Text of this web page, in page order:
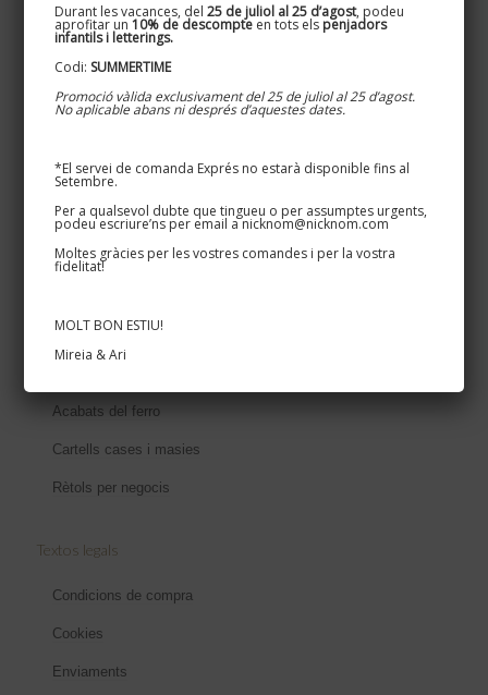
Oxydum · Nicknom
627 524 080 / 661 269 583
Info personalitzats
Acabats del ferro
Cartells cases i masies
Rètols per negocis
Textos legals
Condicions de compra
Cookies
Enviaments
Durant les vacances, del 25 de juliol al 25 d’agost, podeu
aprofitar un 10% de descompte en tots els penjadors
infantils i letterings.
Codi: SUMMERTIME
Promoció vàlida exclusivament del 25 de juliol al 25 d’agost.
No aplicable abans ni després d’aquestes dates.
*El servei de comanda Exprés no estarà disponible fins al
Setembre.
Per a qualsevol dubte que tingueu o per assumptes urgents,
podeu escriure’ns per email a nicknom@nicknom.com
Moltes gràcies per les vostres comandes i per la vostra
fidelitat!
MOLT BON ESTIU!
Mireia & Ari